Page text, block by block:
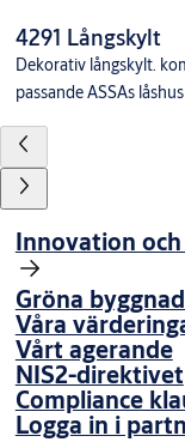
4291 Långskylt
Dekorativ långskylt.
passande ASSAs
Innovation
Gröna
Våra
Vårt agerande
NIS2-direktivet
Compliance
Logga in i